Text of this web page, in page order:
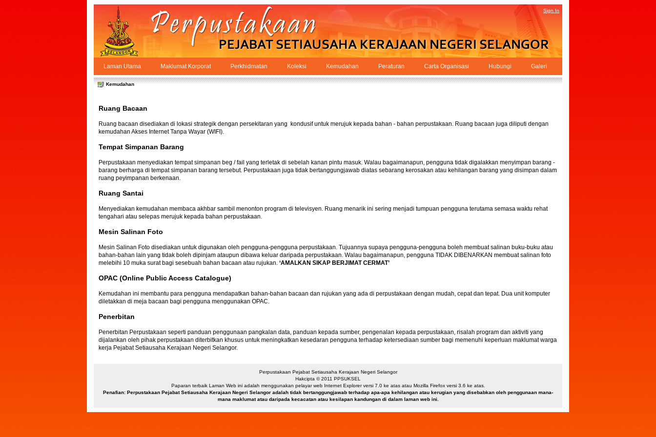
Skip to Content
PPSUKSEL
Kemudahan
Sign In
Laman Utama Maklumat Korporat Perkhidmatan Koleksi Kemudahan Peraturan Carta Organisasi Hubungi Galeri
Kemudahan
Ruang Bacaan
Ruang bacaan disediakan di lokasi strategik dengan persekitaran yang kondusif untuk merujuk kepada bahan - bahan perpustakaan. Ruang bacaan juga diliputi dengan
kemudahan Akses Internet Tanpa Wayar (WIFI).
Tempat Simpanan Barang
Perpustakaan menyediakan tempat simpanan beg / fail yang terletak di sebelah kanan pintu masuk. Walau bagaimanapun, pengguna tidak digalakkan menyimpan barang -
barang berharga di tempat simpanan barang tersebut. Perpustakaan juga tidak bertanggungjawab diatas sebarang kerosakan atau kehilangan barang yang disimpan dalam
ruang peyimpanan berkenaan.
Ruang Santai
Menyediakan kemudahan membaca akhbar sambil menonton program di televisyen. Ruang menarik ini sering menjadi tumpuan pengguna terutama semasa waktu rehat
tengahari atau selepas merujuk kepada bahan perpustakaan.
Mesin Salinan Foto
Mesin Salinan Foto disediakan untuk digunakan oleh pengguna-pengguna perpustakaan. Tujuannya supaya pengguna-pengguna boleh membuat salinan buku-buku atau
bahan-bahan lain yang tidak boleh dipinjam ataupun dibawa keluar daripada perpustakaan. Walau bagaimanapun, pengguna TIDAK DIBENARKAN membuat salinan foto
melebihi 10 muka surat bagi sesebuah bahan bacaan atau rujukan. ‘AMALKAN SIKAP BERJIMAT CERMAT’
OPAC (Online Public Access Catalogue)
Kemudahan ini membantu para pengguna mendapatkan bahan-bahan bacaan dan rujukan yang ada di perpustakaan dengan mudah, cepat dan tepat. Dua unit komputer
diletakkan di meja bacaan bagi pengguna menggunakan OPAC.
Penerbitan
Penerbitan Perpustakaan seperti panduan penggunaan pangkalan data, panduan kepada sumber, pengenalan kepada perpustakaan, risalah program dan aktiviti yang
dijalankan oleh pihak perpustakaan diterbitkan khusus untuk meningkatkan kesedaran pengguna terhadap ketersediaan sumber bagi memenuhi keperluan maklumat warga
kerja Pejabat Setiausaha Kerajaan Negeri Selangor.
Perpustakaan Pejabat Setiausaha Kerajaan Negeri Selangor
Hakcipta © 2011 PPSUKSEL
Paparan terbaik Laman Web ini adalah menggunakan pelayar web Internet Explorer versi 7.0 ke atas atau Mozilla Firefox versi 3.6 ke atas.
Penafian: Perpustakaan Pejabat Setiausaha Kerajaan Negeri Selangor adalah tidak bertanggungjawab terhadap apa-apa kehilangan atau kerugian yang disebabkan oleh penggunaan mana-
mana maklumat atau daripada kecacatan atau kesilapan kandungan di dalam laman web ini.